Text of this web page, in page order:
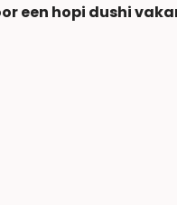
een hopi dushi